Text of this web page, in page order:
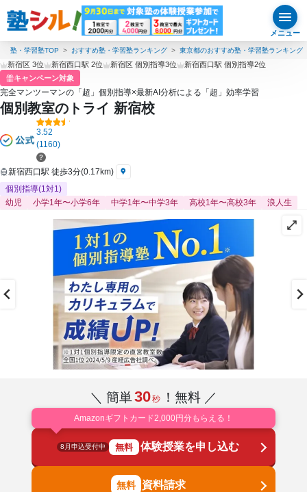
メニュー
塾・学習塾TOP おすすめ塾・学習塾ランキング 東京都のおすすめ塾・学習塾ランキング
新宿区 3位 新宿西口駅 2位 新宿区 個別指導3位
新宿西口駅 個別指導2位
キャンペーン対象
完全マンツーマンの「超」個別指導×最新AI分析による「超」効率学習
個別教室のトライ 新宿校
3.52
(1160)
新宿西口駅 徒歩3分(0.17km)
個別指導(1対1)
幼児
小学1年〜小学6年 中学1年〜中学3年 高校1年〜高校3年 浪人生
＼ 簡単30秒 ！無料 ／
Amazonギフトカード2,000円分もらえる！
8月申込受付中 無料 体験授業を申し込む
資料請求